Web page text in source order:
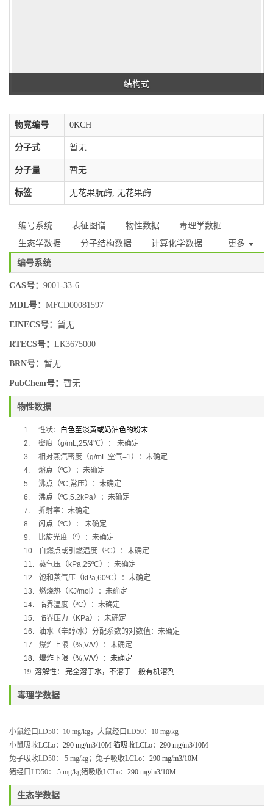
结构式
物竞编号 0KCH
分子式 暂无
分子量 暂无
标签 无花果朊酶, 无花果酶
编号系统 表征图谱 物性数据
毒理学数据
生态学数据
分子结构数据 计算化学数据 更多
编号系统
CAS号： 9001-33-6
MDL号： MFCD00081597
EINECS号： 暂无
RTECS号： LK3675000
BRN号： 暂无
PubChem号： 暂无
物性数据
1. 性状：
白色至淡黄或奶油色的粉末
2.
密度（g/mL,25/4℃）：
未确定
3.
相对蒸汽密度（g/mL,空气=1）：未确定
4.
熔点（ºC）：未确定
5.
沸点（ºC,常压）：未确定
6.
沸点（ºC,5.2kPa）：未确定
7.
折射率：未确定
8.
闪点（ºC）：
未确定
9.
比旋光度（º）：未确定
10.
自燃点或引燃温度（ºC）：未确定
11.
蒸气压（ kPa,25ºC）：未确定
12. 饱和蒸气压（ kPa,60ºC）：未确定
13. 燃烧热（ KJ/mol ）：未确定
14.
临界温度（ºC）：未确定
15.
临界压力（ KPa）：未确定
16. 油水（辛醇/水）分配系数的对数值：未确定
17. 爆炸上限（%,V/V）：未确定
18. 爆炸下限（%,V/V）：未确定
19. 溶解性： 完全溶于水，不溶于一般有机溶剂
毒理学数据
小鼠经口LD50： 10 mg/kg， 大鼠经口LD50： 10 mg/kg
小鼠吸收LCLo： 290 mg/m3/10M 猫吸收LCLo： 290 mg/m3/10M
兔子吸收LD50： 5 mg/kg； 兔子吸收LCLo： 290 mg/m3/10M
猪经口LD50： 5 mg/kg猪吸收LCLo： 290 mg/m3/10M
生态学数据